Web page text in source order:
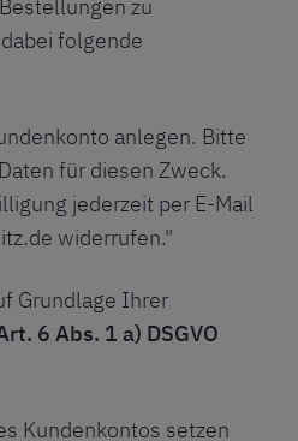
zu
folgende
anlegen. Bitte
für diesen Zweck.
jederzeit per E-Mail
widerrufen."
Grundlage Ihrer
6 Abs. 1 a) DSGVO
Kundenkontos setzen